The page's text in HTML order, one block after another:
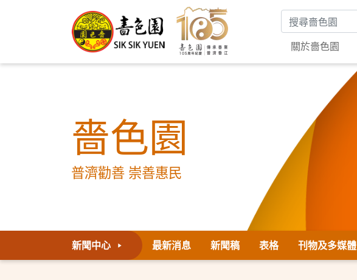
搜尋關鍵字
關於嗇色園
嗇色園
普濟勸善 崇善惠民
新聞中心 最新消息 新聞稿 表格 刊物及多媒體